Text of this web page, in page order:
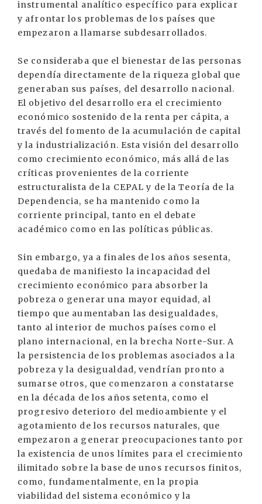
instrumental analítico específico para explicar
y afrontar los problemas de los países que
empezaron a llamarse subdesarrollados.
Se consideraba que el bienestar de las personas
dependía directamente de la riqueza global que
generaban sus países, del desarrollo nacional.
El objetivo del desarrollo era el crecimiento
económico sostenido de la renta per cápita, a
través del fomento de la acumulación de capital
y la industrialización. Esta visión del desarrollo
como crecimiento económico, más allá de las
críticas provenientes de la corriente
estructuralista de la CEPAL y de la Teoría de la
Dependencia, se ha mantenido como la
corriente principal, tanto en el debate
académico como en las políticas públicas.
Sin embargo, ya a finales de los años sesenta,
quedaba de manifiesto la incapacidad del
crecimiento económico para absorber la
pobreza o generar una mayor equidad, al
tiempo que aumentaban las desigualdades,
tanto al interior de muchos países como el
plano internacional, en la brecha Norte-Sur. A
la persistencia de los problemas asociados a la
pobreza y la desigualdad, vendrían pronto a
sumarse otros, que comenzaron a constatarse
en la década de los años setenta, como el
progresivo deterioro del medioambiente y el
agotamiento de los recursos naturales, que
empezaron a generar preocupaciones tanto por
la existencia de unos límites para el crecimiento
ilimitado sobre la base de unos recursos finitos,
como, fundamentalmente, en la propia
viabilidad del sistema económico y la